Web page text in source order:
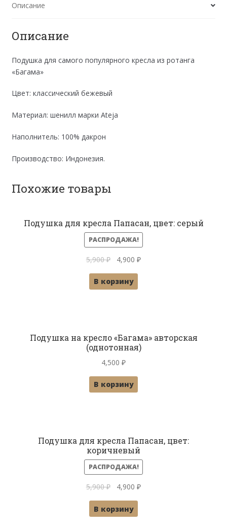
ткань:
Описание
Описание
Подушка для самого популярного кресла из ротанга
«Багама»
Цвет: классический бежевый
Материал: шенилл марки Ateja
Наполнитель: 100% дакрон
Производство: Индонезия.
Похожие товары
Подушка для кресла Папасан, цвет: серый
РАСПРОДАЖА!
5,900₽
Первоначальная
составляла
4,900₽Текущая
В корзину
Подушка на кресло «Багама» авторская
(однотонная)
4,500 ₽
В корзину
Подушка для кресла Папасан, цвет:
коричневый
РАСПРОДАЖА!
5,900₽
Первоначальная
составляла
4,900₽Текущая
В корзину